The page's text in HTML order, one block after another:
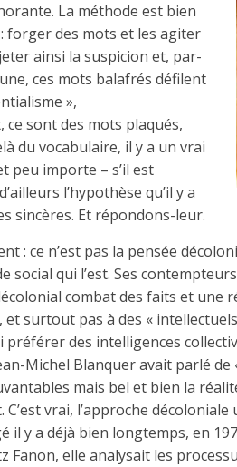
La méthode est bien
forger des mots et les agiter
ainsi la suspicion et, par-
ces mots balafrés défilent
»,
ce sont des mots plaqués,
du vocabulaire, il y a un vrai
peu importe – s’il est
l’hypothèse qu’il y a
sincères. Et répondons-leur.
: ce n’est pas la pensée
social qui l’est. Ses
combat des faits et une
surtout pas à des «
des intelligences
Michel Blanquer avait parlé de
mais bel et bien la
vrai, l’approche décoloniale
il y a déjà bien longtemps, en
Fanon, elle analysait les